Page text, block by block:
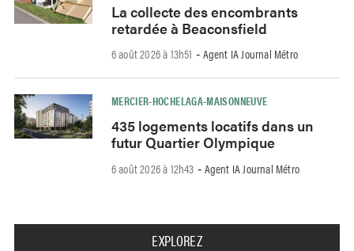
La collecte des encombrants
retardée à Beaconsfield
6 août 2026 à 13h51 - Agent IA Journal Métro
MERCIER-HOCHELAGA-MAISONNEUVE
435 logements locatifs dans un
futur Quartier Olympique
6 août 2026 à 12h43 - Agent IA Journal Métro
EXPLOREZ